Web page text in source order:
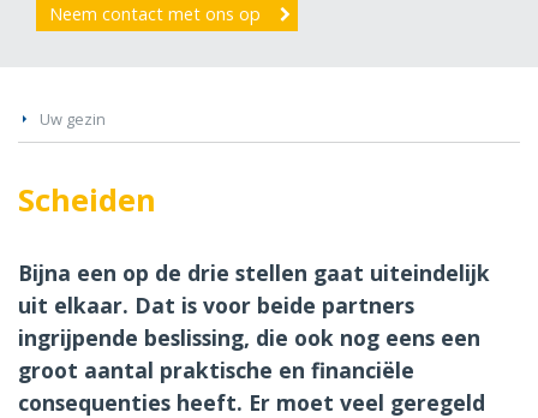
Neem contact met ons op
Uw gezin
Scheiden
Bijna een op de drie stellen gaat uiteindelijk
uit elkaar. Dat is voor beide partners
ingrijpende beslissing, die ook nog eens een
groot aantal praktische en financiële
consequenties heeft. Er moet veel geregeld